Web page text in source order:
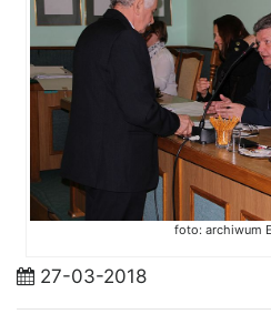
foto: archiwum
27-03-2018